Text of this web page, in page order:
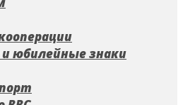
юбилейные знаки